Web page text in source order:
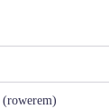
(rowerem)